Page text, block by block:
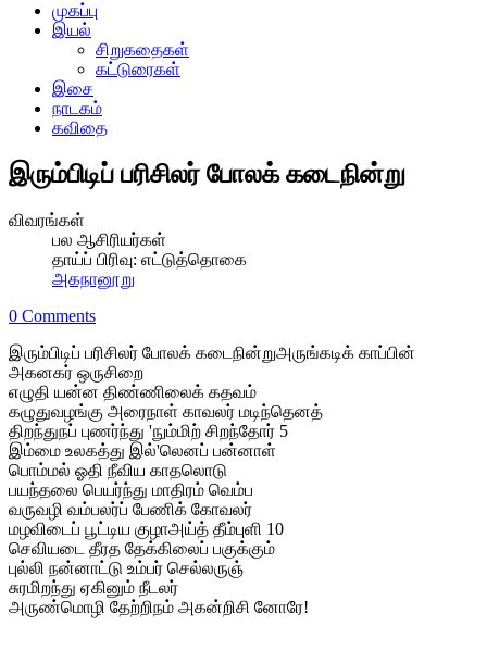
முகப்பு
இயல்
சிறுகதைகள்
கட்டுரைகள்
இசை
நாடகம்
கவிதை
இரும்பிடிப் பரிசிலர் போலக் கடைநின்று
விவரங்கள்
பல ஆசிரியர்கள்
தாய்ப் பிரிவு: எட்டுத்தொகை
அகநானூறு
0 Comments
இரும்பிடிப் பரிசிலர் போலக் கடைநின்றுஅருங்கடிக் காப்பின்
அகனகர் ஒருசிறை
எழுதி யன்ன திண்ணிலைக் கதவம்
கழுதுவழங்கு அரைநாள் காவலர் மடிந்தெனத்
திறந்துநப் புணர்ந்து 'நும்மிற் சிறந்தோர் 5
இம்மை உலகத்து இல்'லெனப் பன்னாள்
பொம்மல் ஓதி நீவிய காதலொடு
பயந்தலை பெயர்ந்து மாதிரம் வெம்ப
வருவழி வம்பலர்ப் பேணிக் கோவலர்
மழவிடைப் பூட்டிய குழாஅய்த் தீம்புளி 10
செவியடை தீரத தேக்கிலைப் பகுக்கும்
புல்லி நன்னாட்டு உம்பர் செல்லருஞ்
சுரமிறந்து ஏகினும் நீடலர்
அருண்மொழி தேற்றிநம் அகன்றிசி னோரே!